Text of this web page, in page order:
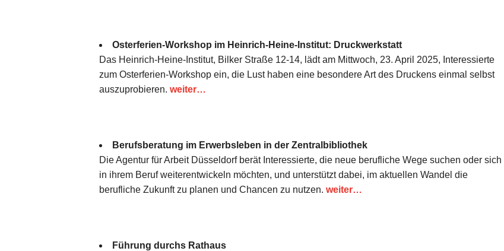
Osterferien-Workshop im Heinrich-Heine-Institut: Druckwerkstatt
Das Heinrich-Heine-Institut, Bilker Straße 12-14, lädt am Mittwoch, 23. April 2025, Interessierte
zum Osterferien-Workshop ein, die Lust haben eine besondere Art des Druckens einmal selbst
auszuprobieren. weiter…
Berufsberatung im Erwerbsleben in der Zentralbibliothek
Die Agentur für Arbeit Düsseldorf berät Interessierte, die neue berufliche Wege suchen oder sich
in ihrem Beruf weiterentwickeln möchten, und unterstützt dabei, im aktuellen Wandel die
berufliche Zukunft zu planen und Chancen zu nutzen. weiter…
Führung durchs Rathaus